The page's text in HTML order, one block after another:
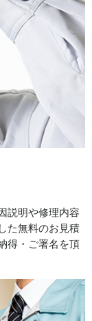
ルでお伺いし
お伺い致しま
説明や修理内容
た無料のお見積
得・ご署名を頂